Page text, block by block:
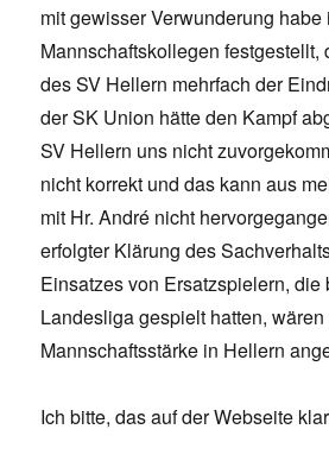
mit gewisser Verwunderung
Mannschaftskollegen festgestellt,
des SV Hellern mehrfach der
der SK Union hätte den Kampf
SV Hellern uns nicht
nicht korrekt und das kann aus
mit Hr. André nicht
erfolgter Klärung des
Einsatzes von Ersatzspielern, die
Landesliga gespielt hatten,
Mannschaftsstärke in Hellern
Ich bitte, das auf der Webseite